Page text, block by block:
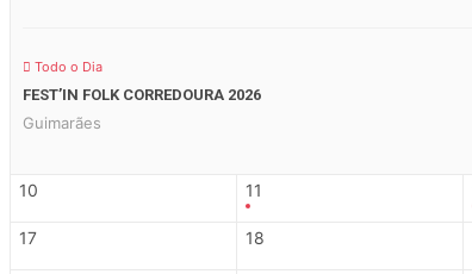
Todo o Dia
FEST’IN FOLK CORREDOURA 2026
Guimarães
10 11
17 18